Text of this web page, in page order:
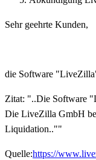
Sehr geehrte Kunden,
die Software
Zitat: "..Die Software
Die LiveZilla GmbH
Liquidation..""
Quelle:https://